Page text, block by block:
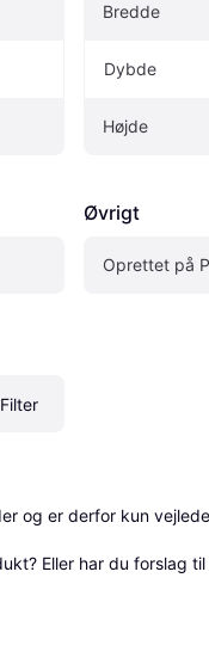
Bredde
Dybde
Højde
Øvrigt
Oprettet på
og er derfor kun
Eller har du forslag